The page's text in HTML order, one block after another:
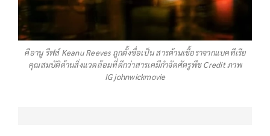
คีอานู รีฟส์ Keanu Reeves ถูกตั้งชื่อเป็น สารต้านเชื้อราจากแบคทีเรีย
คุณสมบัติด้านสิ่งแวดล้อมที่ดีกว่าสารเคมีกำจัดศัตรูพืช Credit ภาพ
IG johnwickmovie